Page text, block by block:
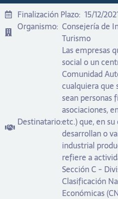
Finalización Plazo: 15/12/
Organismo: Consejería de
Turismo
Destinatario:
Las empresas
social o un
Comunidad
cualquiera que
sean personas
asociaciones,
etc.) que, en
desarrollan o
industrial
refiere a
Sección C -
Clasificación
Económicas